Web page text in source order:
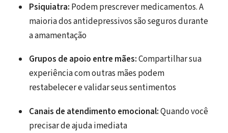
Psiquiatra: Podem prescrever medicamentos. A
maioria dos antidepressivos são seguros durante
a amamentação
Grupos de apoio entre mães:Compartilhar sua
experiência com outras mães podem
restabelecer e validar seus sentimentos
Canais de atendimento emocional:Quando você
precisar de ajuda imediata